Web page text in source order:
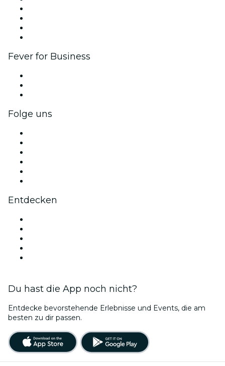
Fever for Business
Folge uns
Entdecken
Du hast die App noch nicht?
Entdecke bevorstehende Erlebnisse und Events, die am
besten zu dir passen.